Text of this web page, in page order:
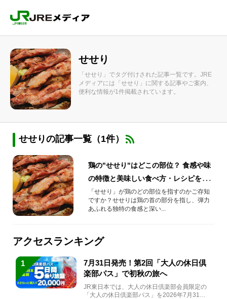
せせり
「せせり」でタグ付けされた記事一覧です。JRE
メディアには「せせり」に関する記事やご案内、
便利な情報が1件掲載されています。
せせりの記事一覧（1件）
鶏の"せせり"はどこの部位？ 食感や味
の特徴と美味しい食べ方・レシピをご
紹介！
「せせり」が鶏のどの部位を指すのかご存知
ですか？せせりは鶏の首の部分を指し、弾力
あふれる独特の食感と深い...
アクセスランキング
1
7月31日発売！第2回「大人の休日倶
楽部パス」で初秋の旅へ
JR東日本では、大人の休日倶楽部会員限定の
「大人の休日倶楽部パス」を2026年7月31日